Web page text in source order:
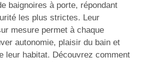
baignoires à porte, répondant
les plus strictes. Leur
mesure permet à chaque
autonomie, plaisir du bain et
leur habitat. Découvrez comment